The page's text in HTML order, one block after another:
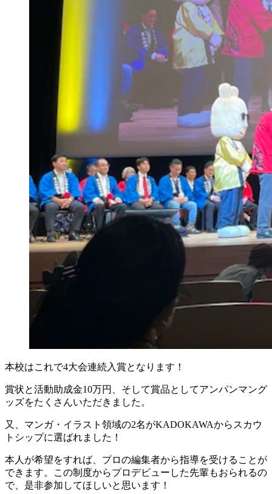
本校はこれで4大会連続入賞となります！
賞状と活動助成金10万円、そして賞品としてアンパンマング
ッズをたくさんいただきました。
又、マンガ・イラスト領域の2名がKADOKAWAからスカウ
トシップに選ばれました！
本人が希望をすれば、プロの編集者から指導を受けることが
できます。この制度からプロデビューした先輩もおられるの
で、是非参加してほしいと思います！